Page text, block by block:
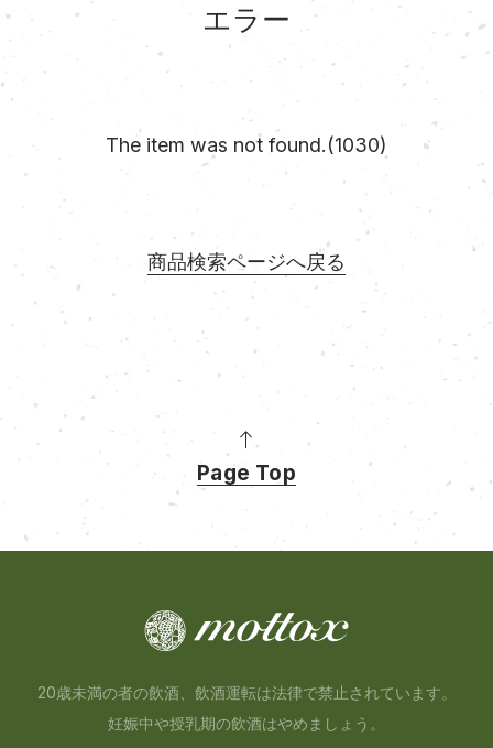
エラー
The item was not found.(1030)
商品検索ページへ戻る
Page Top
20歳未満の者の飲酒、飲酒運転は法律で禁止されています。
妊娠中や授乳期の飲酒はやめましょう。